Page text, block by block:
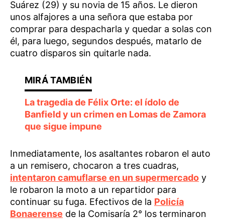
Suárez (29) y su novia de 15 años. Le dieron
unos alfajores a una señora que estaba por
comprar para despacharla y quedar a solas con
él, para luego, segundos después, matarlo de
cuatro disparos sin quitarle nada.
La tragedia de Félix Orte: el ídolo de
Banfield y un crimen en Lomas de Zamora
que sigue impune
Inmediatamente, los asaltantes robaron el auto
a un remisero, chocaron a tres cuadras,
intentaron camuflarse en un supermercado y
le robaron la moto a un repartidor para
continuar su fuga. Efectivos de la Policía
Bonaerense de la Comisaría 2° los terminaron